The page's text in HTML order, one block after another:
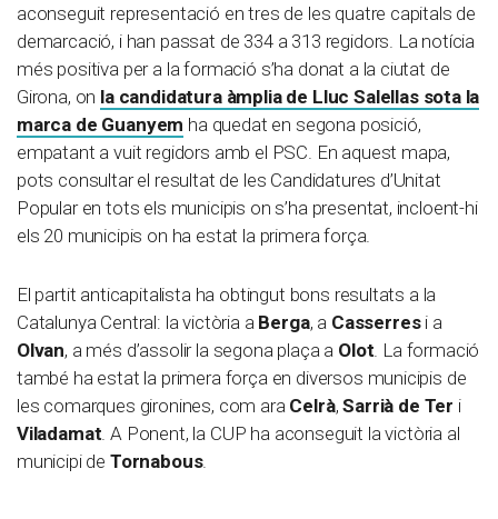
aconseguit representació en tres de les quatre capitals de
demarcació, i han passat de 334 a 313 regidors. La notícia
més positiva per a la formació s’ha donat a la ciutat de
Girona, on la candidatura àmplia de Lluc Salellas sota la
marca de Guanyem ha quedat en segona posició,
empatant a vuit regidors amb el PSC. En aquest mapa,
pots consultar el resultat de les Candidatures d’Unitat
Popular en tots els municipis on s’ha presentat, incloent-hi
els 20 municipis on ha estat la primera força.
El partit anticapitalista ha obtingut bons resultats a la
Catalunya Central: la victòria a Berga, a Casserres i a
Olvan, a més d’assolir la segona plaça a Olot. La formació
també ha estat la primera força en diversos municipis de
les comarques gironines, com ara Celrà,Sarrià de Ter i
Viladamat. A Ponent, la CUP ha aconseguit la victòria al
municipi de Tornabous.